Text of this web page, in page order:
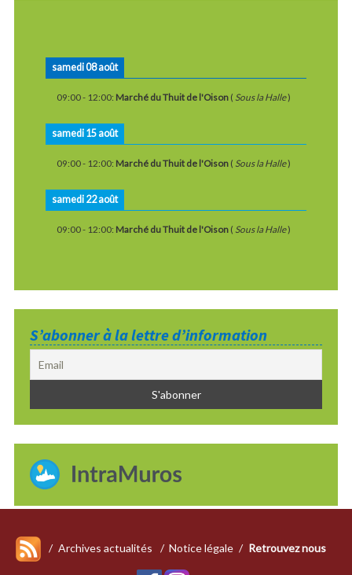
samedi 08 août
09:00- 12:00: Marché du Thuit de l'Oison( Sous la Halle)
samedi 15 août
09:00- 12:00: Marché du Thuit de l'Oison( Sous la Halle)
samedi 22 août
09:00- 12:00: Marché du Thuit de l'Oison( Sous la Halle)
S’abonner à la lettre d’information
Archives actualités Notice légale Retrouvez nous